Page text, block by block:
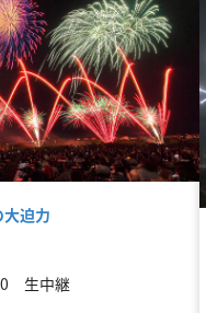
迫力
生中継